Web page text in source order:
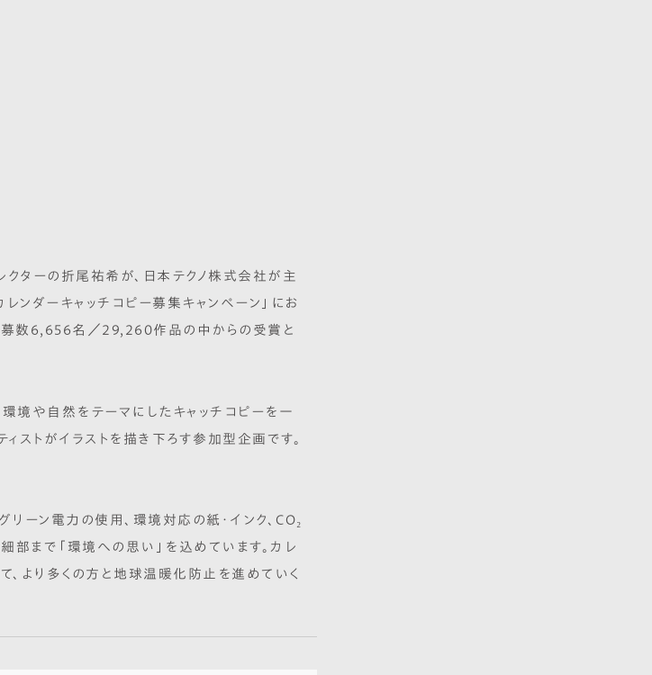
クターの折尾祐希が、日本テクノ株式会社が主
ンダーキャッチコピー募集キャンペーン」にお
募数6,656名／29,260作品の中からの受賞と
環境や自然をテーマにしたキャッチコピーを一
ストがイラストを描き下ろす参加型企画です。
ーン電力の使用、環境対応の紙・インク、CO₂
部まで「環境への思い」を込めています。カレ
、より多くの方と地球温暖化防止を進めていく